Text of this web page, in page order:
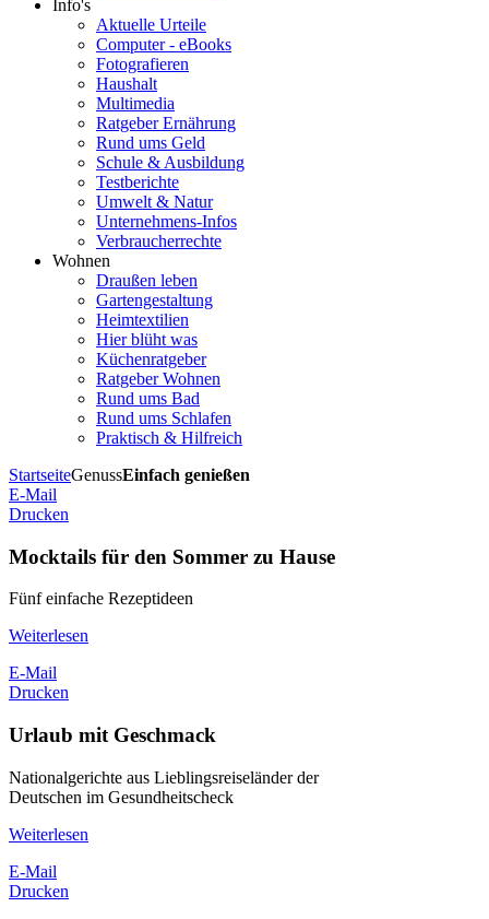
Info's
Aktuelle Urteile
Computer - eBooks
Fotografieren
Haushalt
Multimedia
Ratgeber Ernährung
Rund ums Geld
Schule & Ausbildung
Testberichte
Umwelt & Natur
Unternehmens-Infos
Verbraucherrechte
Wohnen
Draußen leben
Gartengestaltung
Heimtextilien
Hier blüht was
Küchenratgeber
Ratgeber Wohnen
Rund ums Bad
Rund ums Schlafen
Praktisch & Hilfreich
StartseiteGenussEinfach genießen
E-Mail
Drucken
Mocktails für den Sommer zu Hause
Fünf einfache Rezeptideen
Weiterlesen
E-Mail
Drucken
Urlaub mit Geschmack
Nationalgerichte aus Lieblingsreiseländer der
Deutschen im Gesundheitscheck
Weiterlesen
E-Mail
Drucken